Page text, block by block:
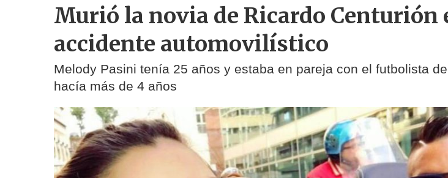
Murió la novia de Ricardo Centurión
accidente automovilístico
Melody Pasini tenía 25 años y estaba en pareja con el futbolista
hacía más de 4 años